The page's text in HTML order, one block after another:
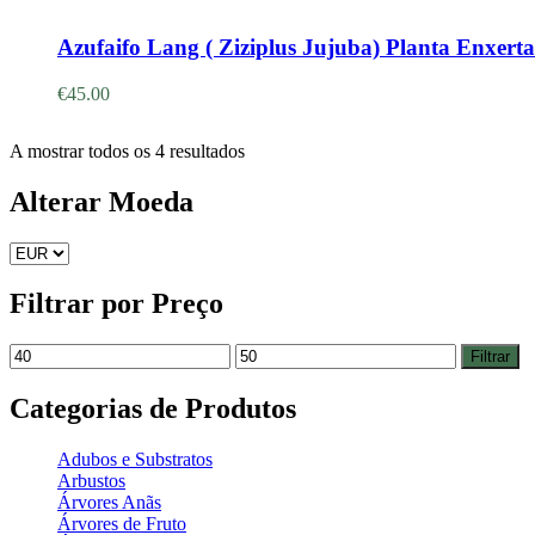
Azufaifo Lang ( Ziziplus Jujuba) Planta
€45.00
A mostrar todos os 4 resultados
Alterar Moeda
Filtrar por Preço
Filtrar
Categorias de Produtos
Adubos e Substratos
Arbustos
Árvores Anãs
Árvores de Fruto